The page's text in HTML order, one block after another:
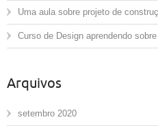
Uma aula sobre projeto de
Curso de Design aprendendo
Arquivos
setembro 2020